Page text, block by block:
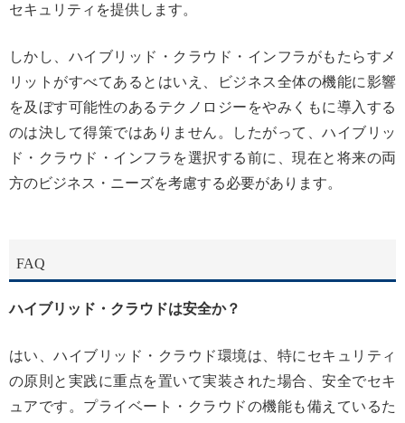
セキュリティを提供します。
しかし、ハイブリッド・クラウド・インフラがもたらすメ
リットがすべてあるとはいえ、ビジネス全体の機能に影響
を及ぼす可能性のあるテクノロジーをやみくもに導入する
のは決して得策ではありません。したがって、ハイブリッ
ド・クラウド・インフラを選択する前に、現在と将来の両
方のビジネス・ニーズを考慮する必要があります。
FAQ
ハイブリッド・クラウドは安全か？
はい、ハイブリッド・クラウド環境は、特にセキュリティ
の原則と実践に重点を置いて実装された場合、安全でセキ
ュアです。プライベート・クラウドの機能も備えているた